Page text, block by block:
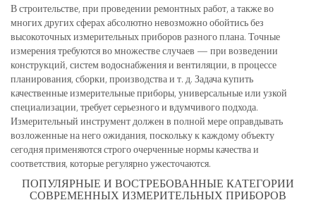
В строительстве, при проведении ремонтных работ, а также во
многих других сферах абсолютно невозможно обойтись без
высокоточных измерительных приборов разного плана. Точные
измерения требуются во множестве случаев — при возведении
конструкций, систем водоснабжения и вентиляции, в процессе
планирования, сборки, производства и т. д. Задача купить
качественные измерительные приборы, универсальные или узкой
специализации, требует серьезного и вдумчивого подхода.
Измерительный инструмент должен в полной мере оправдывать
возложенные на него ожидания, поскольку к каждому объекту
сегодня применяются строго очерченные нормы качества и
соответствия, которые регулярно ужесточаются.
ПОПУЛЯРНЫЕ И ВОСТРЕБОВАННЫЕ КАТЕГОРИИ
СОВРЕМЕННЫХ ИЗМЕРИТЕЛЬНЫХ ПРИБОРОВ